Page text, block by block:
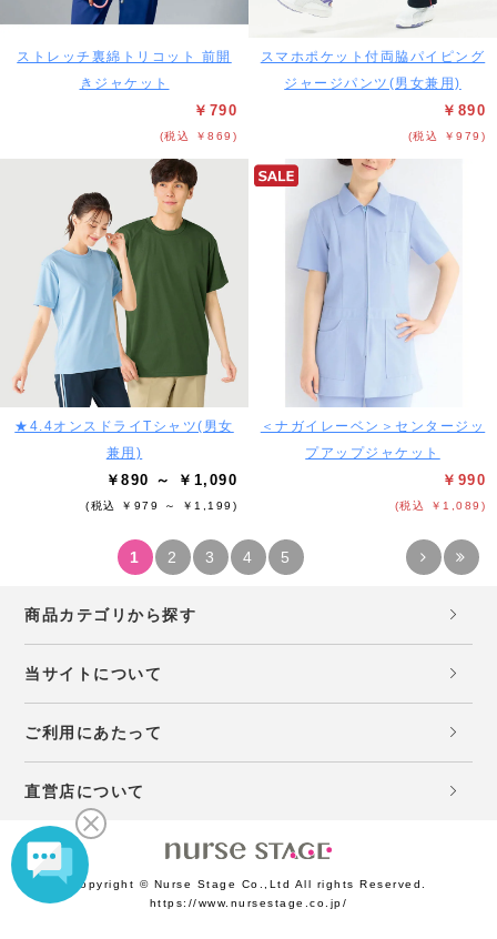
ストレッチ裏綿トリコット 前開
きジャケット
￥790
(税込 ￥869)
スマホポケット付両脇パイピング
ジャージパンツ(男女兼用)
￥890
(税込 ￥979)
★4.4オンスドライTシャツ(男女
兼用)
￥890 ～ ￥1,090
(税込 ￥979 ～ ￥1,199)
＜ナガイレーベン＞センタージッ
プアップジャケット
￥990
(税込 ￥1,089)
1 2 3 4 5
商品カテゴリから探す
当サイトについて
ご利用にあたって
直営店について
Copyright © Nurse Stage Co.,Ltd All rights Reserved.
https://www.nursestage.co.jp/